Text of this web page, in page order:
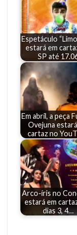
Espetáculo
estará em
SP até
Em abril, a peça
Ovejuna
cartaz no
Arco-íris no
estará em
dias 3, 4…